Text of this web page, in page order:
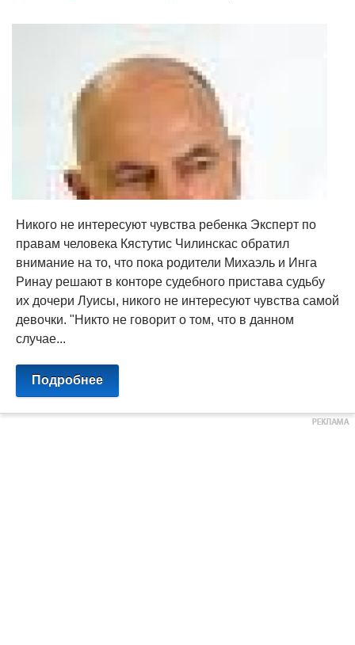
Никого не интересуют чувства ребенка Эксперт по
правам человека Кястутис Чилинскас обратил
внимание на то, что пока родители Михаэль и Инга
Ринау решают в конторе судебного пристава судьбу
их дочери Луисы, никого не интересуют чувства самой
девочки. "Никто не говорит о том, что в данном
случае...
Подробнее